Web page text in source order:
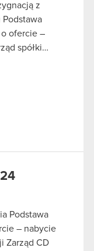
z
Podstawa
o ofercie –
spółki…
Podstawa
– nabycie
Zarząd CD